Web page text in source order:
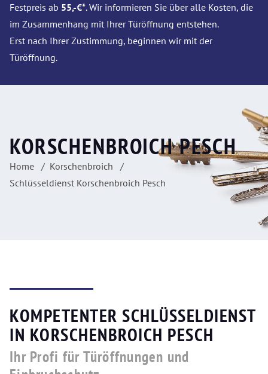
Festpreis ab 55,-€*. Wir informieren Sie über alle Kosten, die
im Zusammenhang mit Ihrer Türöffnung entstehen.
Erst nach Ihrer Zustimmung, beginnen wir mit der
Türöffnung.
KORSCHENBROICH PESCH
Home
Korschenbroich
Schlüsseldienst Korschenbroich Pesch
KOMPETENTER SCHLÜSSELDIENST
IN KORSCHENBROICH PESCH
Ihr Profi für Türöffnungen und